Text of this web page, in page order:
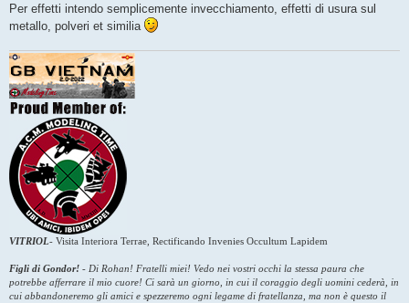
Per effetti intendo semplicemente invecchiamento, effetti di usura sul
metallo, polveri et similia
VITRIOL- Visita Interiora Terrae, Rectificando Invenies Occultum Lapidem
Figli di Gondor! - Di Rohan! Fratelli miei! Vedo nei vostri occhi la stessa paura che
potrebbe afferrare il mio cuore! Ci sarà un giorno, in cui il coraggio degli uomini cederà, in
cui abbandoneremo gli amici e spezzeremo ogni legame di fratellanza, ma non è questo il